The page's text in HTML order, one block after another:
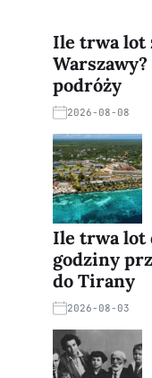
Ile trwa lot
Warszawy?
podróży
2026-08-08
Ile trwa lot
godziny
do Tirany
2026-08-03